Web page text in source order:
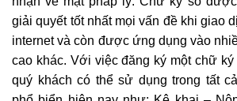
giải quyết tốt nhất mọi vấn đề khi giao
internet và còn được ứng dụng vào
cao khác. Với việc đăng ký một chữ
quý khách có thể sử dụng trong tất